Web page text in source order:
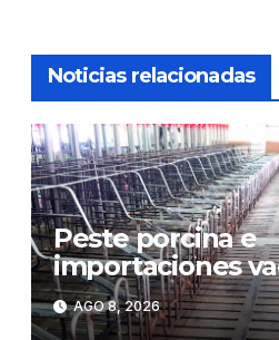
Noticias relacionadas
Peste porcina e
importaciones
corrales de
Licey
AGO 8, 2026